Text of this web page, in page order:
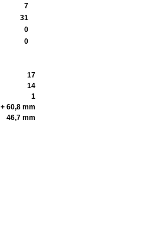
7
31
0
0
17
14
1
+ 60,8 mm
46,7 mm